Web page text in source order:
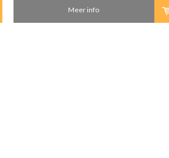
Meer info